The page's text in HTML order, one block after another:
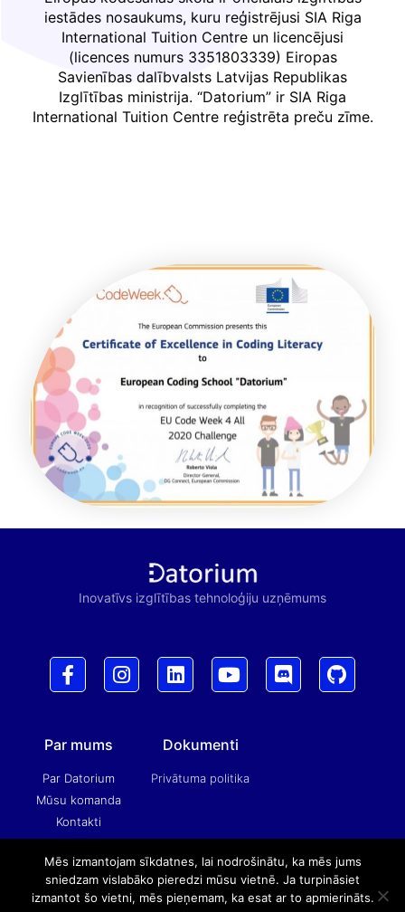
iestādes nosaukums, kuru reģistrējusi SIA Riga
International Tuition Centre un licencējusi
(licences numurs 3351803339) Eiropas
Savienības dalībvalsts Latvijas Republikas
Izglītības ministrija. “Datorium” ir SIA Riga
International Tuition Centre reģistrēta preču zīme.
Inovatīvs izglītības tehnoloģiju uzņēmums
Par mums
Par Datorium
Mūsu komanda
Kontakti
Dokumenti
Privātuma politika
© 2023 Riga International Tuition Centre SIA
Mēs izmantojam sīkdatnes, lai nodrošinātu, ka mēs jums
sniedzam vislabāko pieredzi mūsu vietnē. Ja turpināsiet
izmantot šo vietni, mēs pieņemam, ka esat ar to apmierināts.